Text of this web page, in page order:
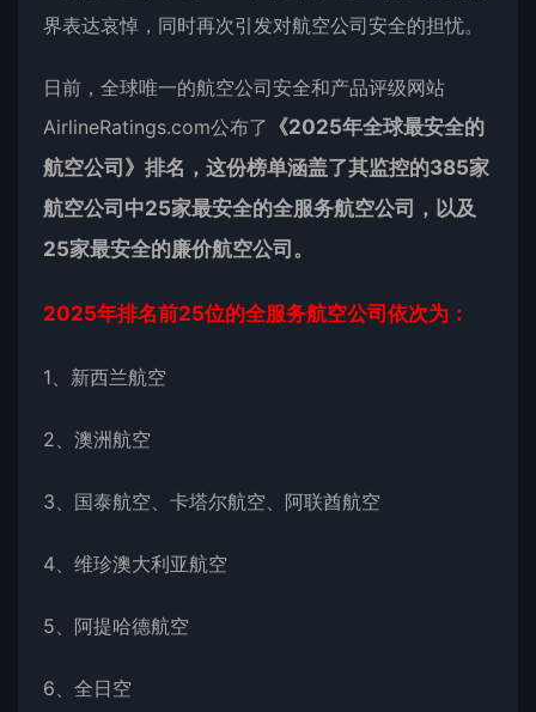
界表达哀悼，同时再次引发对航空公司安全的担忧。
日前，全球唯一的航空公司安全和产品评级网站
AirlineRatings.com公布了 《2025年全球最安全的
航空公司》排名，这份榜单涵盖了其监控的385家
航空公司中25家最安全的全服务航空公司，以及
25家最安全的廉价航空公司。
2025年排名前25位的全服务航空公司依次为：
1、新西兰航空
2、澳洲航空
3、国泰航空、卡塔尔航空、阿联酋航空
4、维珍澳大利亚航空
5、阿提哈德航空
6、全日空